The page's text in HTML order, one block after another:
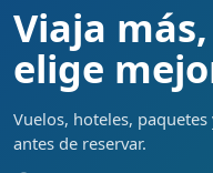
Viaja más,
elige
Vuelos, hoteles,
antes de reservar.